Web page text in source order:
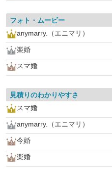
フォト・ムービー
anymarry.（エニマリ）
楽婚
スマ婚
見積りのわかりやすさ
スマ婚
anymarry.（エニマリ）
今婚
楽婚